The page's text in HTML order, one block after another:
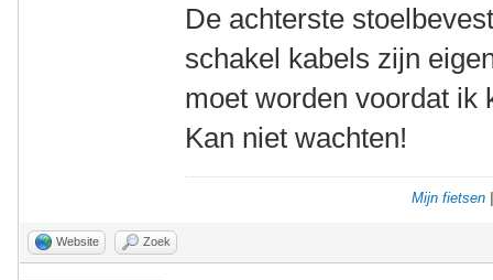
De achterste
schakel kabels zijn
moet worden voordat
Kan niet wachten!
Mijn fietsen
Website Zoek